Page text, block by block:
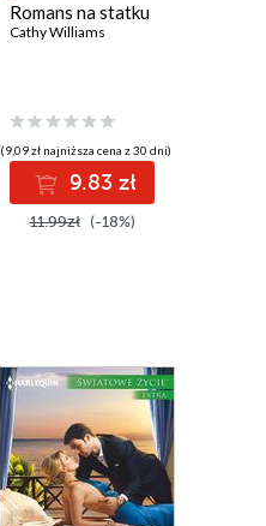
Romans na statku
Cathy Williams
(9,09 zł najniższa cena z 30 dni)
9.83 zł
11.99zł (-18%)